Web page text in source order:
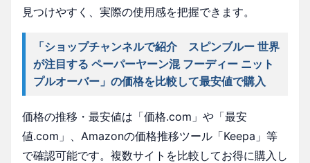
見つけやすく、実際の使用感を把握できます。
「ショップチャンネルで紹介 スピンブルー 世界
が注目する ペーパーヤーン混 フーディー ニット
プルオーバー」の価格を比較して最安値で購入
価格の推移・最安値は「価格.com」や「最安
値.com」、Amazonの価格推移ツール「Keepa」等
で確認可能です。複数サイトを比較してお得に購入し